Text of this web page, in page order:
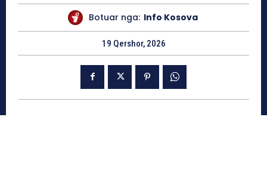
Botuar nga: Info Kosova
19 Qershor, 2026